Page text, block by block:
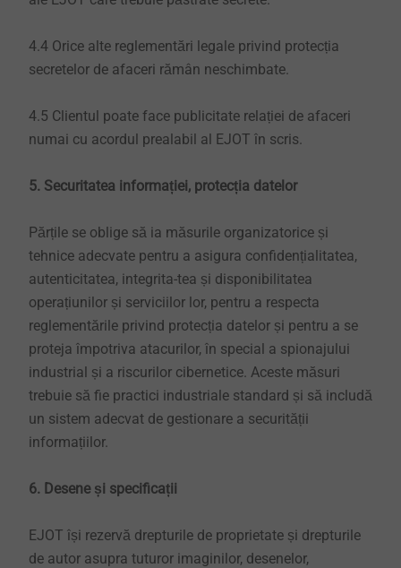
4.4 Orice alte reglementări legale privind protecția
secretelor de afaceri rămân neschimbate.
4.5 Clientul poate face publicitate relației de afaceri
numai cu acordul prealabil al EJOT în scris.
5. Securitatea informației, protecția datelor
Părțile se oblige să ia măsurile organizatorice și
tehnice adecvate pentru a asigura confidențialitatea,
autenticitatea, integrita-tea și disponibilitatea
operațiunilor și serviciilor lor, pentru a respecta
reglementările privind protecția datelor și pentru a se
proteja împotriva atacurilor, în special a spionajului
industrial și a riscurilor cibernetice. Aceste măsuri
trebuie să fie practici industriale standard și să includă
un sistem adecvat de gestionare a securității
informațiilor.
6. Desene și specificații
EJOT își rezervă drepturile de proprietate și drepturile
de autor asupra tuturor imaginilor, desenelor,